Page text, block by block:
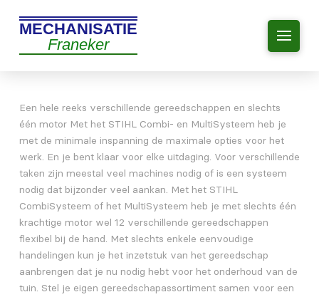
MECHANISATIE
Franeker
Een hele reeks verschillende gereedschappen en slechts
één motor Met het STIHL Combi- en MultiSysteem heb je
met de minimale inspanning de maximale opties voor het
werk. En je bent klaar voor elke uitdaging. Voor verschillende
taken zijn meestal veel machines nodig of is een systeem
nodig dat bijzonder veel aankan. Met het STIHL
CombiSysteem of het MultiSysteem heb je met slechts één
krachtige motor wel 12 verschillende gereedschappen
flexibel bij de hand. Met slechts enkele eenvoudige
handelingen kun je het inzetstuk van het gereedschap
aanbrengen dat je nu nodig hebt voor het onderhoud van de
tuin. Stel je eigen gereedschapassortiment samen voor een